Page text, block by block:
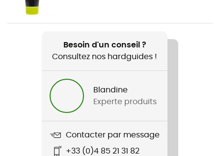
Norme
Résistance Doigt fermé
Résistance Petit Axe
Résistance Doigt ouvert
Besoin d'un conseil ?
Consultez nos hardguides !
Blandine
Experte produits
Contacter par message
+33 (0)4 85 21 31 82